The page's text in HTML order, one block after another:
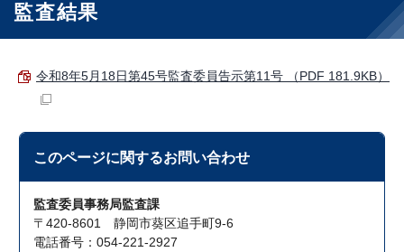
監査結果
令和8年5月18日第45号監査委員告示第11号 （PDF 181.9KB）
このページに関するお問い合わせ
監査委員事務局監査課
〒420-8601 静岡市葵区追手町9-6
電話番号：054-221-2927